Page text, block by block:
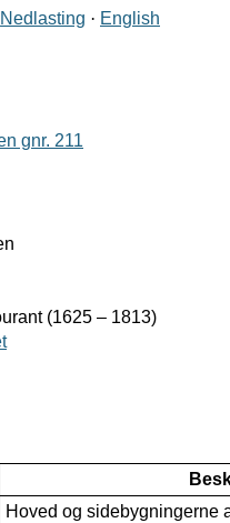
Nedlasting · English
gnr. 211
(1625 – 1813)
Hoved og sidebygningerne